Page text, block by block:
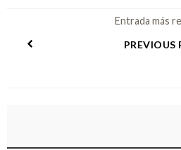
Entrada más
PREVIOUS